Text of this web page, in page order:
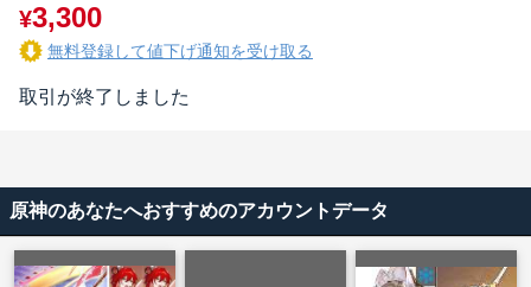
¥3,300
無料登録して値下げ通知を受け取る
取引が終了しました
原神のあなたへおすすめのアカウントデータ